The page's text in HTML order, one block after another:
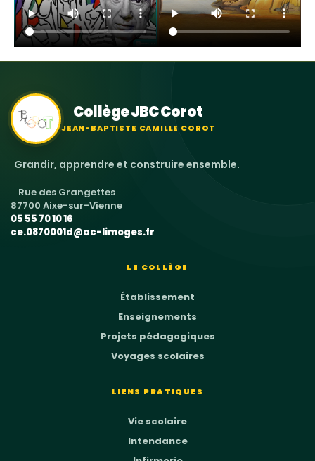
Collège JBC Corot
JEAN-BAPTISTE CAMILLE COROT
Grandir, apprendre et construire ensemble.
Rue des Grangettes
87700 Aixe-sur-Vienne
05 55 70 10 16
ce.0870001d@ac-limoges.fr
LE COLLÈGE
Établissement
Enseignements
Projets pédagogiques
Voyages scolaires
LIENS PRATIQUES
Vie scolaire
Intendance